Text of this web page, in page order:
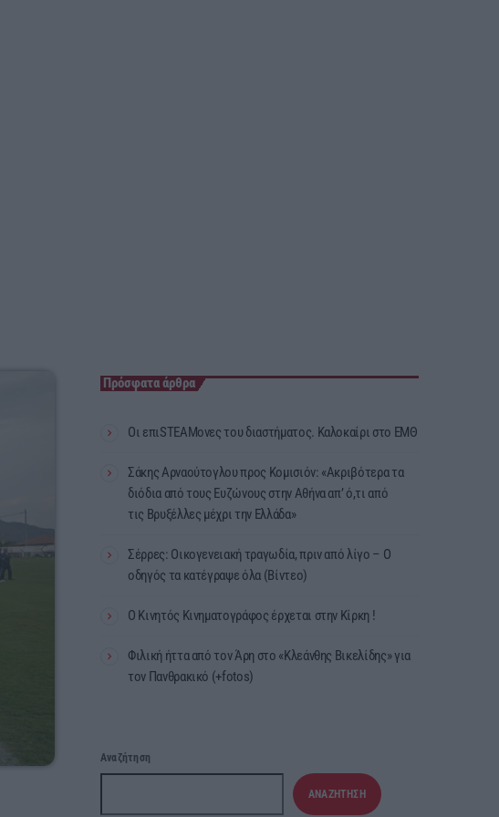
Πρόσφατα άρθρα
Οι επιSTEAMονες του διαστήματος. Καλοκαίρι στο ΕΜΘ
Σάκης Αρναούτογλου προς Κομισιόν: «Ακριβότερα τα
διόδια από τους Ευζώνους στην Αθήνα απ’ ό,τι από
τις Βρυξέλλες μέχρι την Ελλάδα»
Σέρρες: Οικογενειακή τραγωδία, πριν από λίγο – Ο
οδηγός τα κατέγραψε όλα (Βίντεο)
Ο Κινητός Κινηματογράφος έρχεται στην Κίρκη !
Φιλική ήττα από τον Άρη στο «Κλεάνθης Βικελίδης» για
τον Πανθρακικό (+fotos)
Αναζήτηση
ΑΝΑΖΉΤΗΣΗ